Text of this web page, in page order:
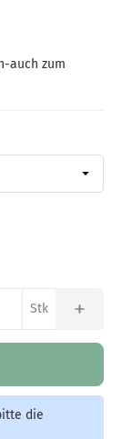
auch zum
Stk
die